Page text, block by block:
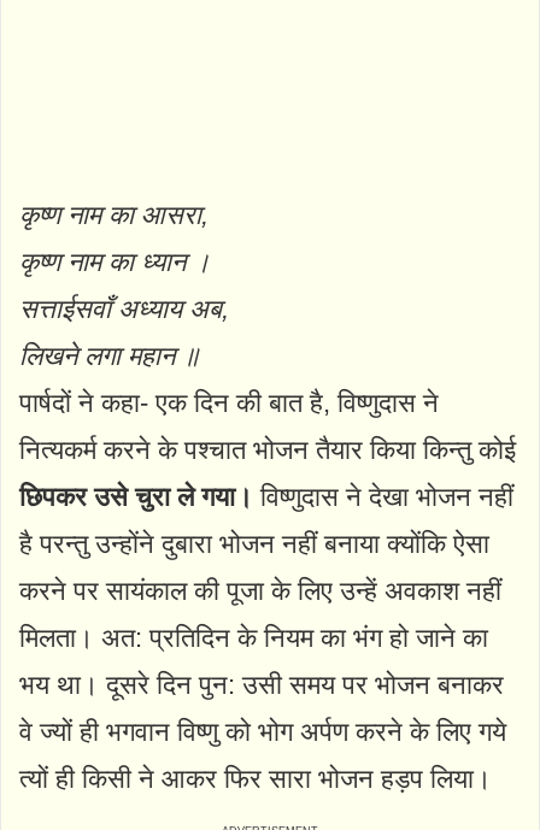
कृष्ण नाम का आसरा,
कृष्ण नाम का ध्यान ।
सत्ताईसवाँ अध्याय अब,
लिखने लगा महान ॥
पार्षदों ने कहा- एक दिन की बात है, विष्णुदास ने
नित्यकर्म करने के पश्चात भोजन तैयार किया किन्तु कोई
छिपकर उसे चुरा ले गया। विष्णुदास ने देखा भोजन नहीं
है परन्तु उन्होंने दुबारा भोजन नहीं बनाया क्योंकि ऐसा
करने पर सायंकाल की पूजा के लिए उन्हें अवकाश नहीं
मिलता। अत: प्रतिदिन के नियम का भंग हो जाने का
भय था। दूसरे दिन पुन: उसी समय पर भोजन बनाकर
वे ज्यों ही भगवान विष्णु को भोग अर्पण करने के लिए गये
त्यों ही किसी ने आकर फिर सारा भोजन हड़प लिया।